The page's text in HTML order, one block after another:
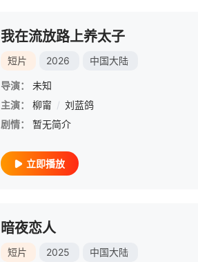
我在流放路上养太子
短片 2026 中国大陆
导演：
未知
主演：
柳甯 / 刘蓝鸽
剧情：
暂无简介
立即播放
暗夜恋人
短片 2025 中国大陆